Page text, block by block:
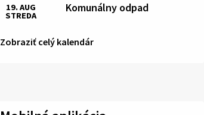
Komunálny odpad
19. AUG
STREDA
Zobraziť celý kalendár